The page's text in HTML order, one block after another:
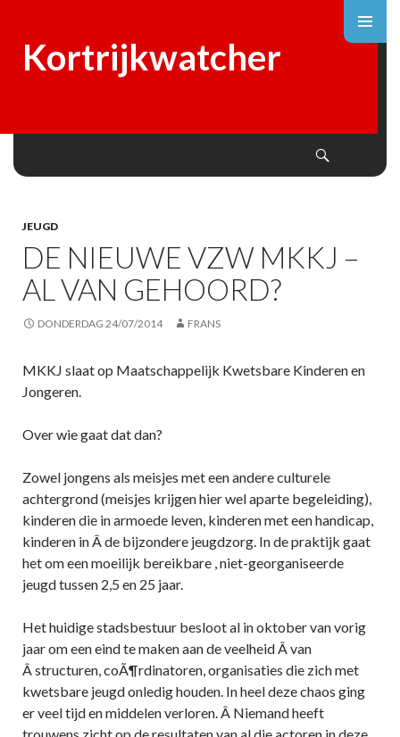
Kortrijkwatcher
JEUGD
DE NIEUWE VZW MKKJ –
AL VAN GEHOORD?
DONDERDAG 24/07/2014 FRANS
MKKJ slaat op Maatschappelijk Kwetsbare Kinderen en
Jongeren.
Over wie gaat dat dan?
Zowel jongens als meisjes met een andere culturele
achtergrond (meisjes krijgen hier wel aparte begeleiding),
kinderen die in armoede leven, kinderen met een handicap,
kinderen in Â de bijzondere jeugdzorg. In de praktijk gaat
het om een moeilijk bereikbare , niet-georganiseerde
jeugd tussen 2,5 en 25 jaar.
Het huidige stadsbestuur besloot al in oktober van vorig
jaar om een eind te maken aan de veelheid Â van
Â structuren, coÃ¶rdinatoren, organisaties die zich met
kwetsbare jeugd onledig houden. In heel deze chaos ging
er veel tijd en middelen verloren. Â Niemand heeft